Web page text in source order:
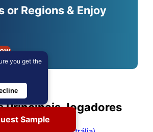
or Regions & Enjoy
Principais Jogadores
Sample
you get the